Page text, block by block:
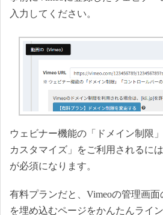
入力してください。
ウェビナー機能の「ドメイン制限
カスタマイズ」をご利用されるに
が必須になります。
有料プランだと、Vimeoの管理画
を埋め込むページをかんたんライ